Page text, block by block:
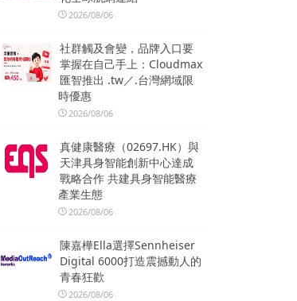
2026/08/06
社群觸及會變，品牌入口要
掌握在自己手上：Cloudmax
匯智推出 .tw／.台灣網域限
時優惠
2026/08/06
真健康醫療（02697.HK）與
天津具身智能創新中心達成
戰略合作 共建具身智能醫療
產業生態
2026/08/06
陳嘉樺Ella選擇Sennheiser
Digital 6000打造震撼動人的
青春狂歡
2026/08/06